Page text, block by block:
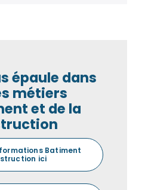
épaule dans
métiers
et de la
Batiment
ici